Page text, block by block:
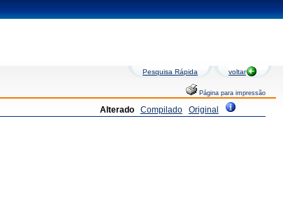
Pesquisa Rápida voltar
Página para impressão
Alterado Compilado Original